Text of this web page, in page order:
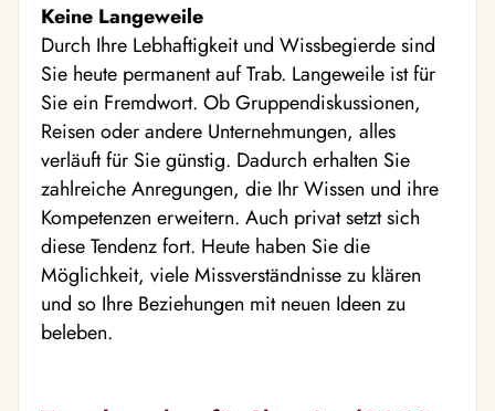
Keine Langeweile
Durch Ihre Lebhaftigkeit und Wissbegierde sind
Sie heute permanent auf Trab. Langeweile ist für
Sie ein Fremdwort. Ob Gruppendiskussionen,
Reisen oder andere Unternehmungen, alles
verläuft für Sie günstig. Dadurch erhalten Sie
zahlreiche Anregungen, die Ihr Wissen und ihre
Kompetenzen erweitern. Auch privat setzt sich
diese Tendenz fort. Heute haben Sie die
Möglichkeit, viele Missverständnisse zu klären
und so Ihre Beziehungen mit neuen Ideen zu
beleben.